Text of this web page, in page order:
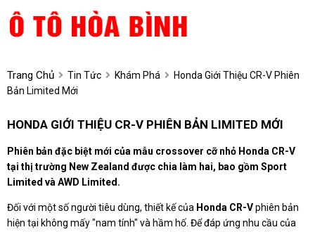
Trang Chủ Tin Tức Khám Phá
Honda Giới Thiệu CR-V Phiên
Bản Limited Mới
HONDA GIỚI THIỆU CR-V PHIÊN BẢN LIMITED MỚI
Phiên bản đặc biệt mới của mẫu crossover cỡ nhỏ Honda CR-V
tại thị trường New Zealand được chia làm hai, bao gồm Sport
Limited và AWD Limited.
Đối với một số người tiêu dùng, thiết kế của Honda CR-Vphiên bản
hiện tại không mấy "nam tính" và hầm hố. Để đáp ứng nhu cầu của